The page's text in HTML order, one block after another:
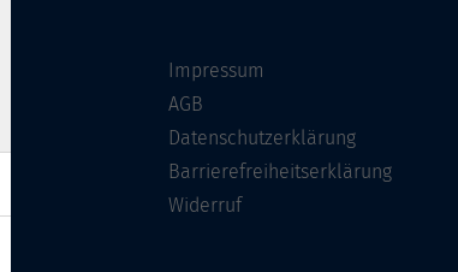
Impressum
AGB
Datenschutzerklärung
Barrierefreiheitserklärung
Widerruf